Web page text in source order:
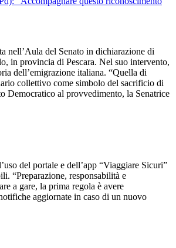
nell’Aula del Senato in dichiarazione di
in provincia di Pescara. Nel suo intervento,
dell’emigrazione italiana. “Quella di
collettivo come simbolo del sacrificio di
Democratico al provvedimento, la Senatrice
del portale e dell’app “Viaggiare Sicuri”
“Preparazione, responsabilità e
a gare, la prima regola è avere
aggiornate in caso di un nuovo